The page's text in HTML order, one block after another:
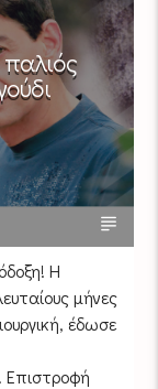
Η
μήνες
έδωσε